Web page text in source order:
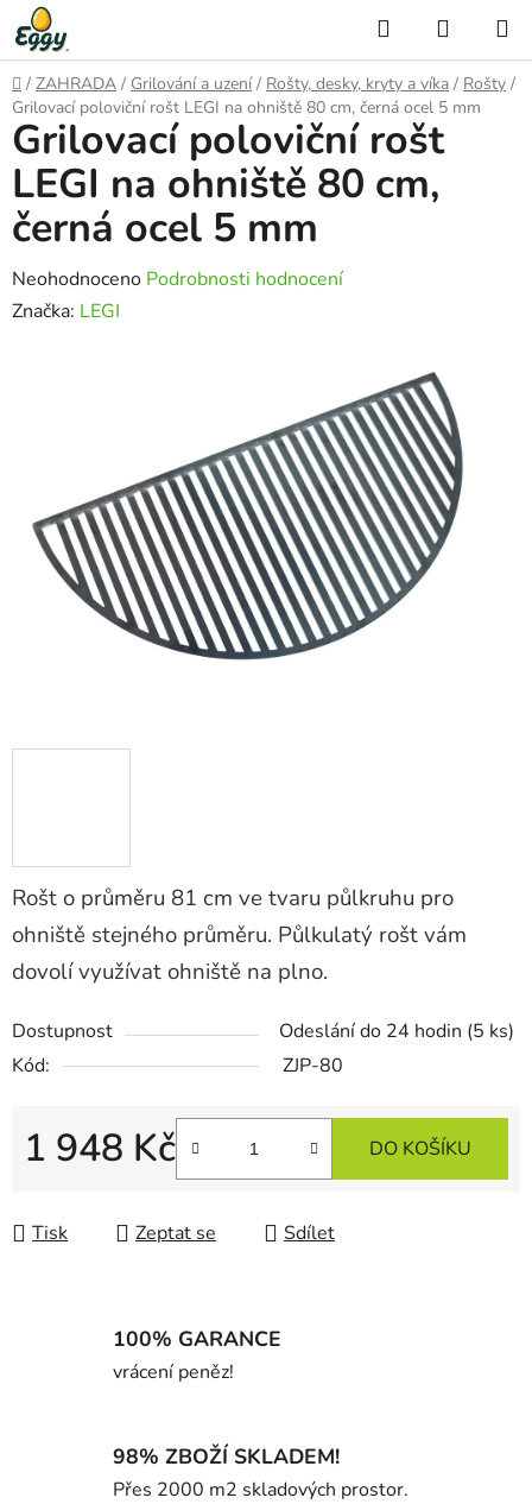
Přejít
na
obsah
Hledat
KOŠÍK
Domů
/ ZAHRADA / Grilování a uzení / Rošty, desky, kryty a víka / Rošty /
Grilovací poloviční rošt LEGI na ohniště 80 cm, černá ocel 5 mm
Rošt o průměru 81 cm ve tvaru půlkruhu pro
ohniště stejného průměru. Půlkulatý rošt vám
dovolí využívat ohniště na plno.
Dostupnost Odeslání do 24 hodin (5 ks)
Kód:
ZJP-80
1 948 Kč DO KOŠÍKU
Tisk Zeptat se Sdílet
Grilovací poloviční rošt
LEGI na ohniště 80 cm,
černá ocel 5 mm
Průměrné
hodnocení
hvězdiček.
Neohodnoceno Podrobnosti hodnocení
Značka: LEGI
100% GARANCE
vrácení peněz!
98% ZBOŽÍ SKLADEM!
Přes 2000 m2 skladových prostor.